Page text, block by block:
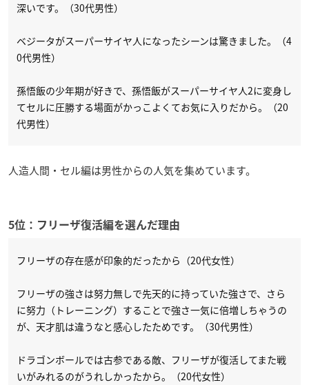
深いです。（30代男性）
ベジータがスーパーサイヤ人になったシーンは驚きました。（4
0代男性）
孫悟飯の少年期が好きで、孫悟飯がスーパーサイヤ人2に変身し
てセルに圧勝する場面がかっこよくてお気に入りだから。（20
代男性）
人造人間・セル編は男性からの人気を集めています。
5位：フリーザ復活編を選んだ理由
フリーザの存在感が印象的だったから（20代女性）
フリーザの強さは努力無しで先天的に持っていた強さで、さら
に努力（トレーニング）することで強さ一気に倍増しちゃうの
が、天才肌は違うなと感心したためです。（30代男性）
ドラゴンボールでは古参である敵、フリーザが復活してまた戦
いがみれるのがうれしかったから。（20代女性）